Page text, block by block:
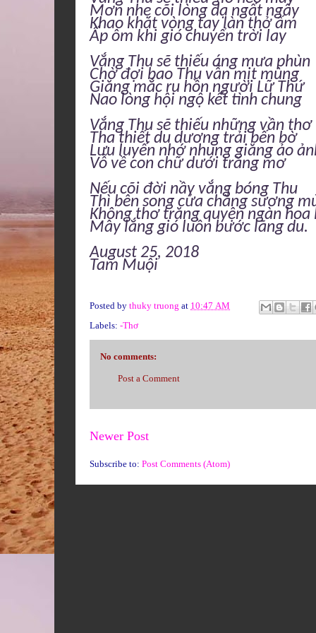
Mơn nhẹ cõi lòng dạ ngất ngây
Khao khát vòng tay làn thở ấm
Ấp ôm khi gió chuyển trời lay
Vắng Thu sẽ thiếu áng mưa phùn
Chờ đợi bao Thu vẫn mịt mùng
Giăng mắc ru hồn người Lữ Thứ
Nao lòng hội ngộ kết tình chung
Vắng Thu sẽ thiếu những vần thơ
Tha thiết du dương trải bến bờ
Lưu luyến nhớ nhung giăng ảo
Vỗ về con chữ dưới trăng mơ
Nếu cõi đời nầy vắng bóng Thu
Thì bên song cửa chẳng sương
Không thơ trăng quyện ngàn hoa
Mây lắng gió luồn bước lãng du.
August 25, 2018
Tam Muội
Posted by thuky truong at 10:47 AM
Labels: -Thơ
No comments:
Post a Comment
Newer Post
Subscribe to: Post Comments (Atom)